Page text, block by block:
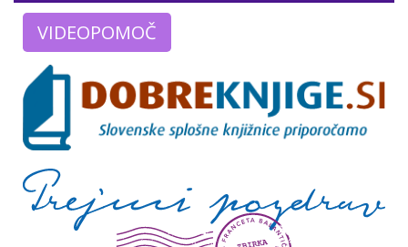
VIDEOPOMOČ